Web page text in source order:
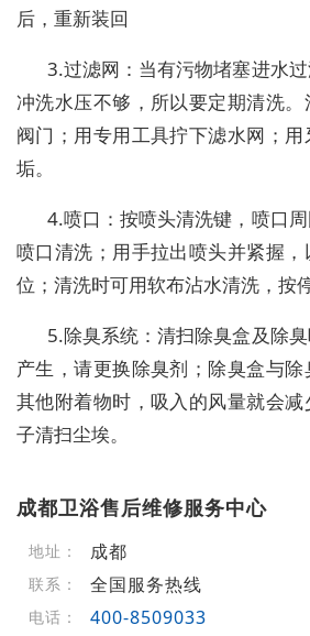
后，重新装回
3.过滤网：当有污物堵塞进水
冲洗水压不够，所以要定期清洗
阀门；用专用工具拧下滤水网；
垢。
4.喷口：按喷头清洗键，喷口
喷口清洗；用手拉出喷头并紧握
位；清洗时可用软布沾水清洗，按
5.除臭系统：清扫除臭盒及除
产生，请更换除臭剂；除臭盒与
其他附着物时，吸入的风量就会
子清扫尘埃。
成都卫浴售后维修服务中心
地址： 成都
联系： 全国服务热线
电话： 400-8509033